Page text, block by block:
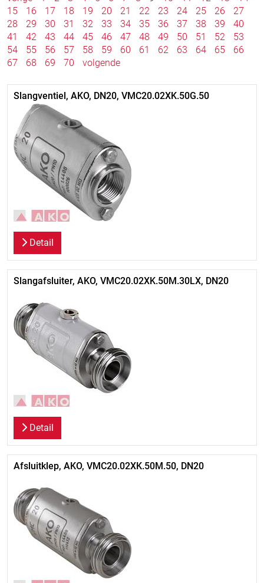
15
16 17 18 19 20 21 22 23 24 25 26
27
28
29 30 31 32 33 34 35 36 37 38 39
40
41
42 43 44 45 46 47 48 49 50 51 52
53
54
55 56 57 58 59 60 61 62 63 64 65
66
67
68 69 70 volgende
Slangventiel, AKO, DN20, VMC20.02XK.50G.50
Detail
Slangafsluiter, AKO, VMC20.02XK.50M.30LX, DN20
Detail
Afsluitklep, AKO, VMC20.02XK.50M.50, DN20